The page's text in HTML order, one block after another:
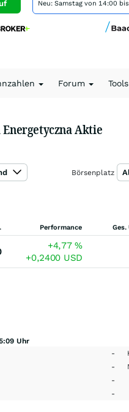
Neu: Samstag von 14:00
Forum
Energetyczna Aktie
Börsenplatz
Performance
+4,77%
+0,2400 USD
Uhr
-
-
-
-